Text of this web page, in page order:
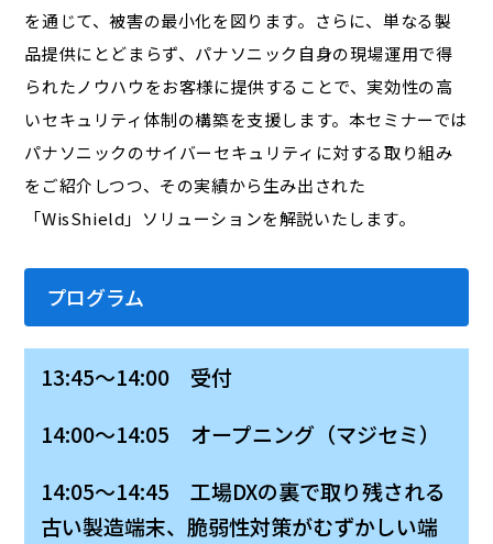
を通じて、被害の最小化を図ります。さらに、単なる製
品提供にとどまらず、パナソニック自身の現場運用で得
られたノウハウをお客様に提供することで、実効性の高
いセキュリティ体制の構築を支援します。本セミナーでは
パナソニックのサイバーセキュリティに対する取り組み
をご紹介しつつ、その実績から生み出された
「WisShield」ソリューションを解説いたします。
プログラム
13:45～14:00 受付
14:00～14:05 オープニング（マジセミ）
14:05～14:45 工場DXの裏で取り残される
古い製造端末、脆弱性対策がむずかしい端